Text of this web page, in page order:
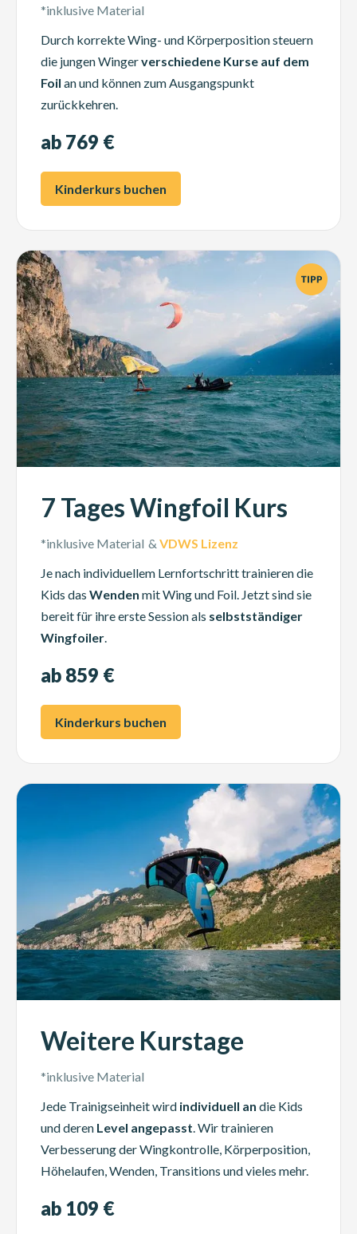
*inklusive Material
Durch korrekte Wing- und Körperposition steuern
die jungen Wingerverschiedene Kurse auf dem
Foil an und können zum Ausgangspunkt
zurückkehren.
ab 769 €
Kinderkurs buchen
7 Tages Wingfoil Kurs
*inklusive Material & VDWS Lizenz
Je nach individuellem Lernfortschritt trainieren die
Kids das Wenden mit Wing und Foil. Jetzt sind sie
bereit für ihre erste Session als selbstständiger
Wingfoiler.
ab 859 €
Kinderkurs buchen
Weitere Kurstage
*inklusive Material
Jede Trainigseinheit wird individuell an die Kids
und deren Level angepasst. Wir trainieren
Verbesserung der Wingkontrolle, Körperposition,
Höhelaufen, Wenden, Transitions und vieles mehr.
ab 109 €